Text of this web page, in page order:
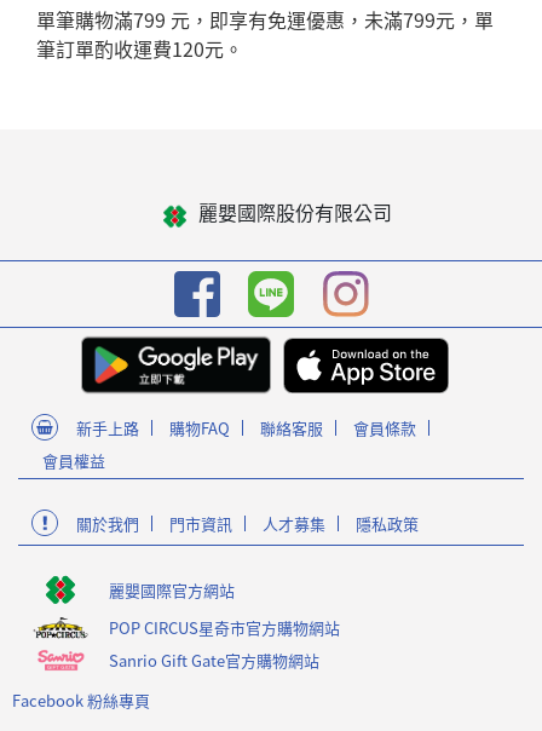
單筆購物滿799 元，即享有免運優惠，未滿799元，單
筆訂單酌收運費120元。
麗嬰國際股份有限公司
新手上路 購物FAQ 聯絡客服
會員條款
會員權益
關於我們 門市資訊 人才募集 隱私政策
麗嬰國際官方網站
POP CIRCUS星奇市官方購物網站
Sanrio Gift Gate官方購物網站
Facebook 粉絲專頁